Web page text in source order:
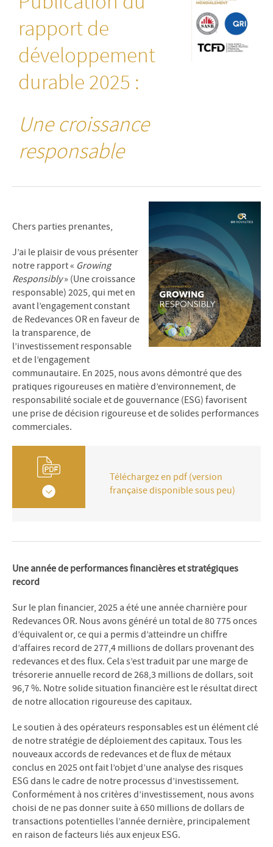
rapport de
développement
durable 2025 :
Une croissance
responsable
Chers parties prenantes,
J’ai le plaisir de vous présenter
notre rapport « Growing
Responsibly» (Une croissance
responsable) 2025, qui met en
avant l’engagement constant
de Redevances OR en faveur de
la transparence, de
l’investissement responsable
et de l’engagement
communautaire. En 2025, nous avons démontré que des
pratiques rigoureuses en matière d’environnement, de
responsabilité sociale et de gouvernance (ESG) favorisent
une prise de décision rigoureuse et de solides performances
commerciales.
Téléchargez en pdf (version
française disponible sous peu)
Une année de performances financières et stratégiques
record
Sur le plan financier, 2025 a été une année charnière pour
Redevances OR. Nous avons généré un total de 80 775 onces
d’équivalent or, ce qui a permis d’atteindre un chiffre
d’affaires record de 277,4 millions de dollars provenant des
redevances et des flux. Cela s’est traduit par une marge de
trésorerie annuelle record de 268,3 millions de dollars, soit
96,7 %. Notre solide situation financière est le résultat direct
de notre allocation rigoureuse des capitaux.
Le soutien à des opérateurs responsables est un élément clé
de notre stratégie de déploiement des capitaux. Tous les
nouveaux accords de redevances et de flux de métaux
conclus en 2025 ont fait l’objet d’une analyse des risques
ESG dans le cadre de notre processus d’investissement.
Conformément à nos critères d’investissement, nous avons
choisi de ne pas donner suite à 650 millions de dollars de
transactions potentielles l’année dernière, principalement
en raison de facteurs liés aux enjeux ESG.